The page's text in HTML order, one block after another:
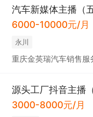
汽车新媒体主播（
6000-10000元/月
永川
重庆金英瑞汽车销售服
源头工厂抖音主播
3000-8000元/月